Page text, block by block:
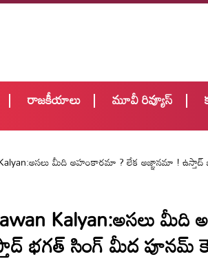
రాజకీయాలు మూవీ రివ్యూస్
Kalyan:అసలు మీది అహంకారమా ? లేక అజ్ఞానమా !
Kalyan:అసలు
భగత్ సింగ్ మీద